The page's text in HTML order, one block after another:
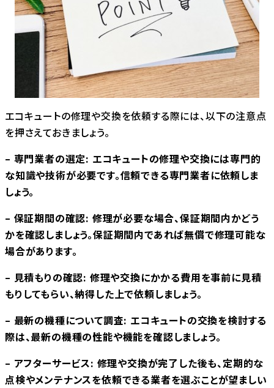
エコキュートの修理や交換を依頼する際には、以下の注意点
を押さえておきましょう。
– 専門業者の選定: エコキュートの修理や交換には専門的
な知識や技術が必要です。信頼できる専門業者に依頼しま
しょう。
– 保証期間の確認: 修理が必要な場合、保証期間内かどう
かを確認しましょう。保証期間内であれば無償で修理可能な
場合があります。
– 見積もりの確認: 修理や交換にかかる費用を事前に見積
もりしてもらい、納得した上で依頼しましょう。
– 最新の機種について調査: エコキュートの交換を検討する
際は、最新の機種の性能や機能を確認しましょう。
– アフターサービス: 修理や交換が完了した後も、定期的な
点検やメンテナンスを依頼できる業者を選ぶことが望ましい